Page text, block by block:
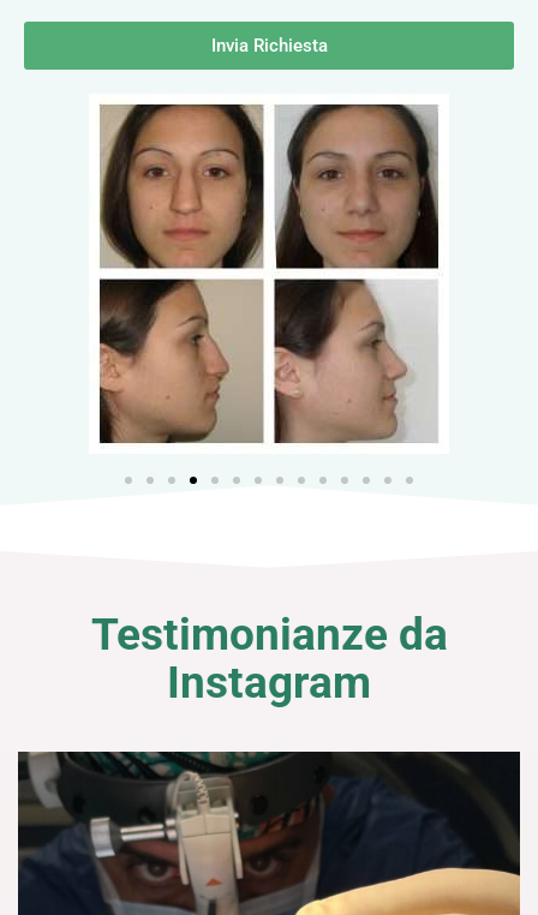
Invia Richiesta
Testimonianze da
Instagram
dr.antonio.tambuscio
Set 25